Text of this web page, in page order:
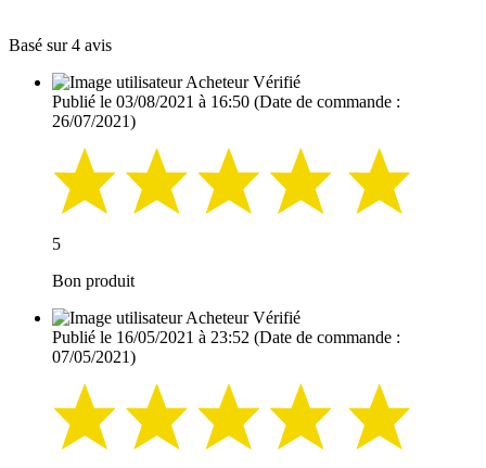
Basé sur 4 avis
Acheteur Vérifié
Publié le 03/08/2021 à 16:50 (Date de commande :
26/07/2021)
5
Bon produit
Acheteur Vérifié
Publié le 16/05/2021 à 23:52 (Date de commande :
07/05/2021)